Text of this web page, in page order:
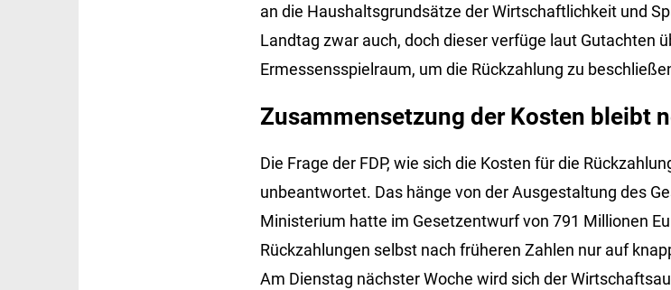
an die Haushaltsgrundsätze der Wirtschaftlichkeit und
Landtag zwar auch, doch dieser verfüge laut Gutachten
Ermessensspielraum, um die Rückzahlung zu
Zusammensetzung der Kosten bleibt
Die Frage der FDP, wie sich die Kosten für die
unbeantwortet. Das hänge von der Ausgestaltung des
Ministerium hatte im Gesetzentwurf von 791 Millionen
Rückzahlungen selbst nach früheren Zahlen nur auf
Am Dienstag nächster Woche wird sich der